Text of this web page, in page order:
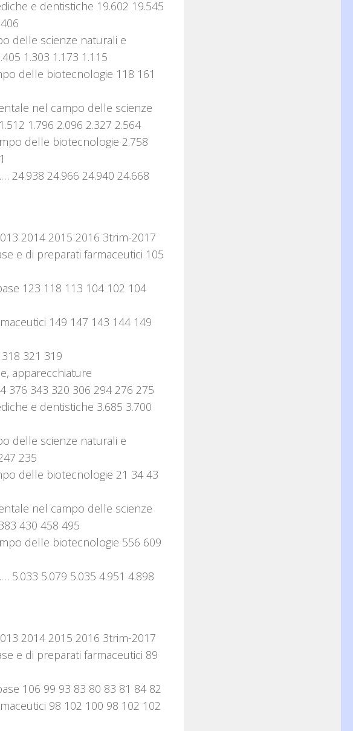
e dentistiche 19.602 19.545
delle scienze naturali e
1.303 1.173 1.115
delle biotecnologie 118 161
nel campo delle scienze
1.796 2.096 2.327 2.564
delle biotecnologie 2.758
24.966 24.940 24.668
2014 2015 2016 3trim-2017
e di preparati farmaceutici 105
123 118 113 104 102 104
149 147 143 144 149
321 319
apparecchiature
343 320 306 294 276 275
e dentistiche 3.685 3.700
delle scienze naturali e
235
delle biotecnologie 21 34 43
nel campo delle scienze
430 458 495
delle biotecnologie 556 609
5.079 5.035 4.951 4.898
2014 2015 2016 3trim-2017
e di preparati farmaceutici 89
106 99 93 83 80 83 81 84 82
98 102 100 98 102 102